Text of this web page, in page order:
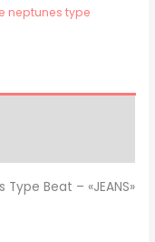
neptunes type
Beat – «JEANS»